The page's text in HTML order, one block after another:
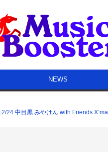
NEWS
24 中目黒 みやけん with Friends